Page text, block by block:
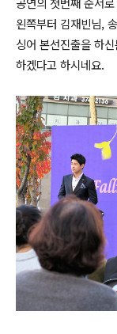
왼쪽부터 김재빈님,
싱어 본선진출을 하
하겠다고 하시네요.